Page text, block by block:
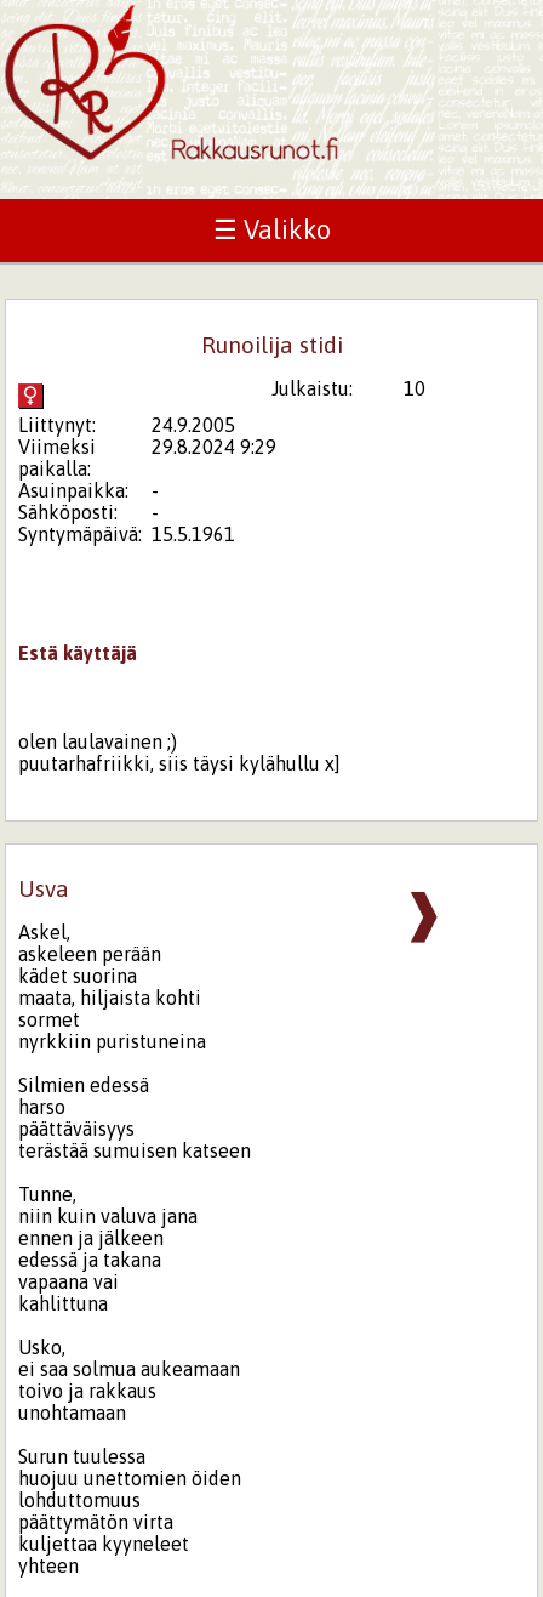
☰ Valikko
Runoilija stidi
Julkaistu:
10
Liittynyt:
24.9.2005
Viimeksi
paikalla:
29.8.2024 9:29
Asuinpaikka:
-
Sähköposti:
-
Syntymäpäivä: 15.5.1961
Estä käyttäjä
olen laulavainen ;)
puutarhafriikki, siis täysi kylähullu x]
❱
Usva
Askel,
askeleen perään
kädet suorina
maata, hiljaista kohti
sormet
nyrkkiin puristuneina
Silmien edessä
harso
päättäväisyys
terästää sumuisen katseen
Tunne,
niin kuin valuva jana
ennen ja jälkeen
edessä ja takana
vapaana vai
kahlittuna
Usko,
ei saa solmua aukeamaan
toivo ja rakkaus
unohtamaan
Surun tuulessa
huojuu unettomien öiden
lohduttomuus
päättymätön virta
kuljettaa kyyneleet
yhteen